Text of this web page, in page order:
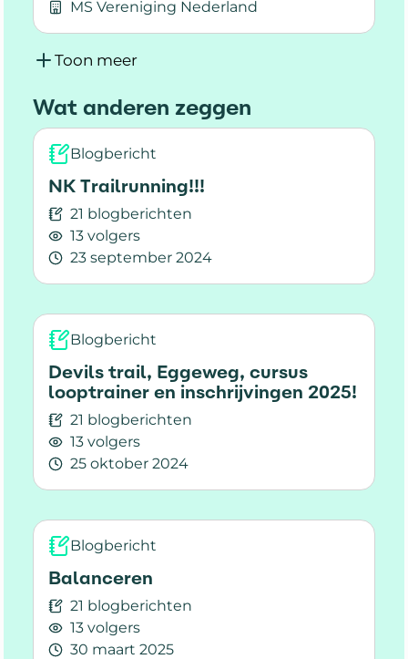
MS Vereniging Nederland
Lees meer over Multi Beweegdag 2026
Toon meer
Wat anderen zeggen
Blogbericht
NK Trailrunning!!!
21 blogberichten
13 volgers
23 september 2024
Lees meer over NK Trailrunning!!!
Blogbericht
Devils trail, Eggeweg, cursus
looptrainer en inschrijvingen 2025!
21 blogberichten
13 volgers
25 oktober 2024
Lees meer over Devils trail, Eggeweg, cursus
Blogbericht
Balanceren
21 blogberichten
13 volgers
30 maart 2025